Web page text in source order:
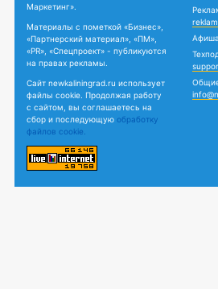
Маркетинг».
Материалы с пометкой «Бизнес»,
«Партнерский материал», «ПМ»,
«PR», «Спецпроект» - публикуются
на правах рекламы.
Сайт newkaliningrad.ru использует
файлы cookie. Продолжая работу
с сайтом, вы соглашаетесь на
сбор и последующую обработку
файлов cookie.